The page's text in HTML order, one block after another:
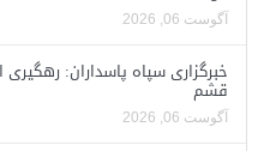
آگوست 06, 2026
خبرگزاری سپاه پاسداران:
قشم
آگوست 06, 2026